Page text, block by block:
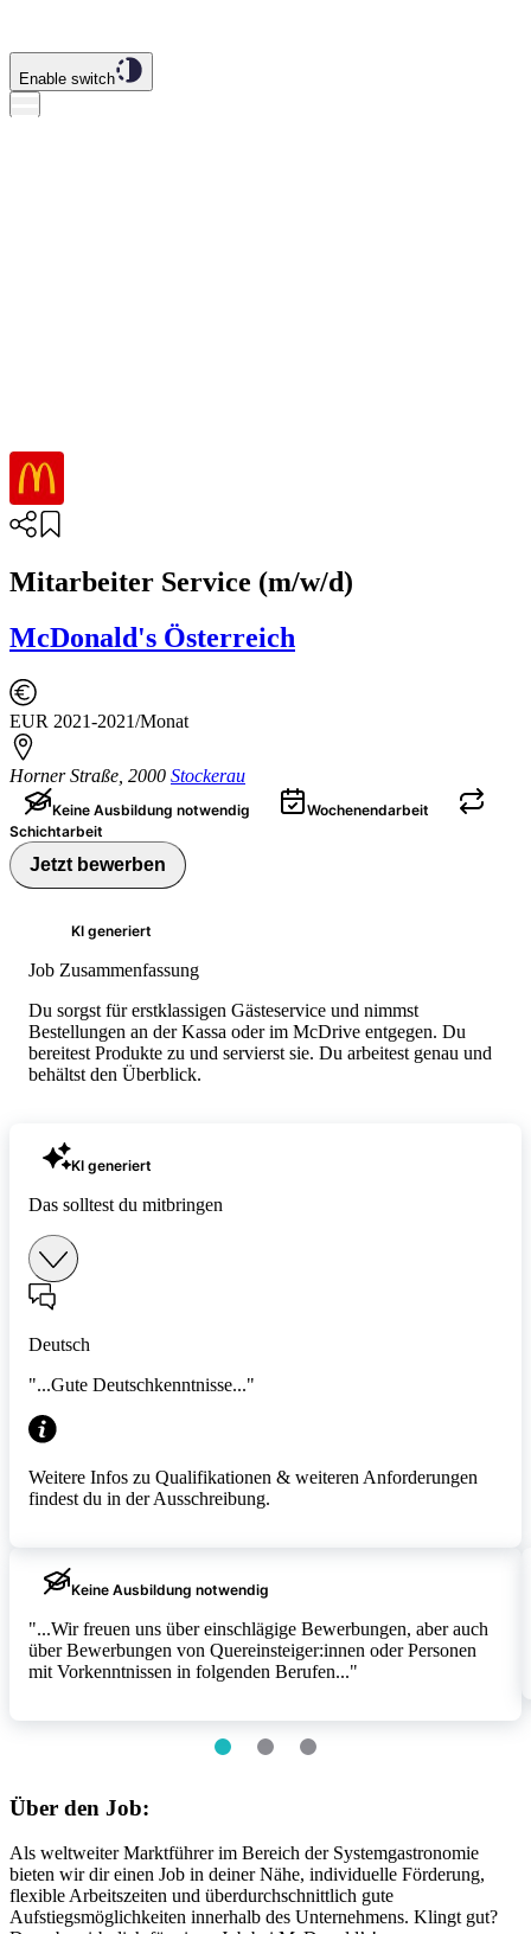
Enable switch
Mitarbeiter Service (m/w/d)
McDonald's Österreich
EUR 2021-2021/Monat
Horner Straße 2000 Stockerau
Keine Ausbildung notwendig
Wochenendarbeit
Schichtarbeit
Jetzt bewerben
KI generiert
Job Zusammenfassung
Du sorgst für erstklassigen Gästeservice und nimmst
Bestellungen an der Kassa oder im McDrive entgegen. Du
bereitest Produkte zu und servierst sie. Du arbeitest genau und
behältst den Überblick.
KI generiert
Das solltest du mitbringen
Deutsch
"...Gute Deutschkenntnisse..."
Weitere Infos zu Qualifikationen & weiteren Anforderungen
findest du in der Ausschreibung.
Keine Ausbildung notwendig
"...Wir freuen uns über einschlägige Bewerbungen, aber auch
über Bewerbungen von Quereinsteiger:innen oder Personen
mit Vorkenntnissen in folgenden Berufen..."
item
item
item
Item
Über den Job:
Als weltweiter Marktführer im Bereich der Systemgastronomie
bieten wir dir einen Job in deiner Nähe, individuelle Förderung,
flexible Arbeitszeiten und überdurchschnittlich gute
Aufstiegsmöglichkeiten innerhalb des Unternehmens. Klingt gut?